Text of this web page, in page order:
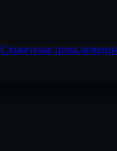
Сюжетные